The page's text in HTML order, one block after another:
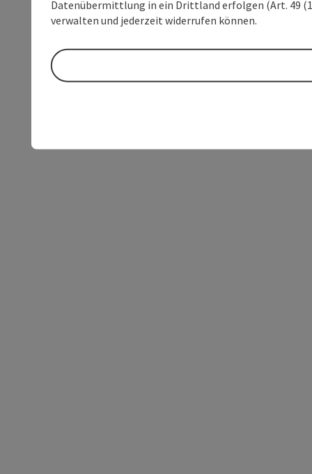
Datenübermittlung in ein Drittland erfolgen (Art. 49
verwalten und jederzeit widerrufen können.